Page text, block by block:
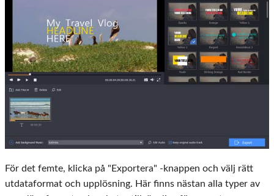
För det femte, klicka på "Exportera" -knappen och välj rätt
utdataformat och upplösning. Här finns nästan alla typer av